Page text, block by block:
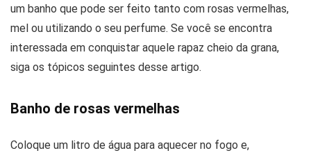
um banho que pode ser feito tanto com rosas vermelhas,
mel ou utilizando o seu perfume. Se você se encontra
interessada em conquistar aquele rapaz cheio da grana,
siga os tópicos seguintes desse artigo.
Banho de rosas vermelhas
Coloque um litro de água para aquecer no fogo e,